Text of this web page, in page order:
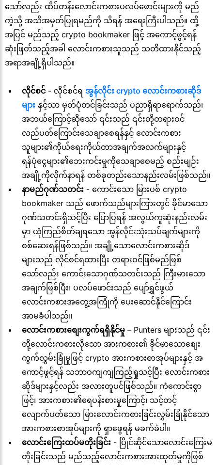
သော်လည်း ထိပ်တန်းလောင်းကစားပလပ်ဖောင်းများကို မည်
ကဲ့သို့ အသိအမှတ်ပြုရမည်ကို သိရန် အရေးကြီးပါသည်။ ထို့
အပြင် မည်သည့် crypto bookmaker ဖြင့် အကောင့်ဖွင့်ရန်
ဆုံးဖြတ်သည့်အခါ လောင်းကစားသူသည် သတိထားနိုင်သည့်
အရာအချို့ရှိပါသည်။
လိုင်စင် - လိုင်စင်ရ အွန်လိုင်း crypto လောင်းကစားဆိုဒ်
များ နှင့်သာ မှတ်ပုံတင်ခြင်းသည် ပညာရှိရာရောက်သည်၊
အဘယ်ကြောင့်ဆိုသော် ၎င်းသည် ၎င်းတို့တရားဝင်
လည်ပတ်ကြောင်းသေချာစေရန်နှင့် လောင်းကစား
သူများ၏ကိုယ်ရေးကိုယ်တာအချက်အလက်များနှင့်
ရန်ပုံငွေများ၏ဘေးကင်းမှုကိုသေချာစေမည့် စည်းမျဉ်း
အချို့ကိုလိုက်နာရန် တစ်ခုတည်းသောနည်းလမ်းဖြစ်သည်။
နာမည်ဂုဏ်သတင်း - ကောင်းသော မြားပစ် crypto
bookmaker သည် ဖောက်သည်များကြားတွင် ခိုင်မာသော
ဂုဏ်သတင်းရှိသင့်ပြီး ပြောပြရန် အလွယ်ကူဆုံးနည်းလမ်း
မှာ ယုံကြည်စိတ်ချရသော အွန်လိုင်းသုံးသပ်ချက်များကို
စစ်ဆေးရန်ဖြစ်သည်။ အချို့သောလောင်းကစားဆိုဒ်
များသည် လိုင်စင်ရထားပြီး တရားဝင်ဖြစ်မည်ဖြစ်
သော်လည်း ကောင်းသောဂုဏ်သတင်းသည် ကြီးမားသော
အချက်ဖြစ်ပြီး၊ ပလပ်ဖောင်းသည် ပျော်ရွှင်ဖွယ်
လောင်းကစားအတွေ့အကြုံကို ပေးဆောင်နိုင်ကြောင်း
အာမခံပါသည်။
လောင်းကစားစျေးကွက်ရရှိနိုင်မှု – Punters များသည် ၎င်း
တို့လောင်းကစားလိုသော အားကစား၏ ခိုင်မာသောစျေး
ကွက်လွှမ်းခြုံမှုဖြင့် crypto အားကစားစာအုပ်များနှင့် အ
ကောင့်ဖွင့်ရန် သဘာဝကျကျကြည့်ရှုသင့်ပြီး လောင်းကစား
ဆိုဒ်များနှင့်လည်း အလားတူပင်ဖြစ်သည်။ ကံကောင်းစွာ
ဖြင့်၊ အားကစား၏ရေပန်းစားမှုကြောင့်၊ သင့်တင့်
လျောက်ပတ်သော မြားလောင်းကစားခြင်းလွှမ်းခြုံနိုင်သော
အားကစားစာအုပ်များကို ရှာဖွေရန် မခက်ခဲပါ။
လောင်းကြေးထပ်မတိုးခြင်း - ပြိုင်ဆိုင်သောလောင်းကြေးမ
တိုးခြင်းသည် မည်သည့်လောင်းကစားအားထုတ်မှုကိုဖြစ်